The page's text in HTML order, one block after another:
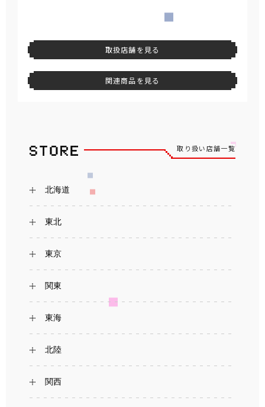
取扱店舗を見る
関連商品を見る
取り扱い店舗一覧
北海道
東北
東京
関東
東海
北陸
関西